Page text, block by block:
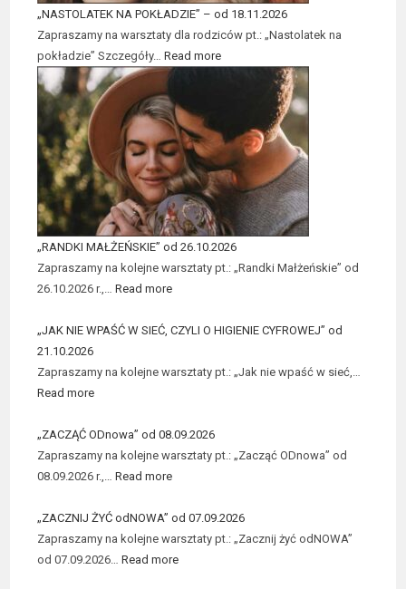
„NASTOLATEK NA POKŁADZIE” – od 18.11.2026
Zapraszamy na warsztaty dla rodziców pt.: „Nastolatek na
pokładzie” Szczegóły…Read more
„RANDKI MAŁŻEŃSKIE” od 26.10.2026
Zapraszamy na kolejne warsztaty pt.: „Randki Małżeńskie” od
26.10.2026 r.,…Read more
„JAK NIE WPAŚĆ W SIEĆ, CZYLI O HIGIENIE CYFROWEJ” od
21.10.2026
Zapraszamy na kolejne warsztaty pt.: „Jak nie wpaść w sieć,…
Read more
„ZACZĄĆ ODnowa” od 08.09.2026
Zapraszamy na kolejne warsztaty pt.: „Zacząć ODnowa” od
08.09.2026 r.,…Read more
„ZACZNIJ ŻYĆ odNOWA” od 07.09.2026
Zapraszamy na kolejne warsztaty pt.: „Zacznij żyć odNOWA”
od 07.09.2026…Read more